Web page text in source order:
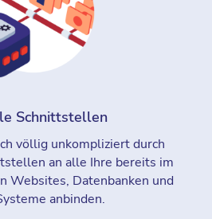
Schnittstellen
völlig unkompliziert durch
an alle Ihre bereits im
Websites, Datenbanken und
anbinden.